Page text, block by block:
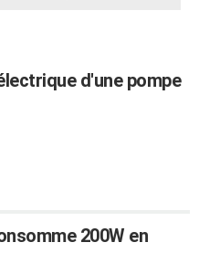
d'une pompe
200W en